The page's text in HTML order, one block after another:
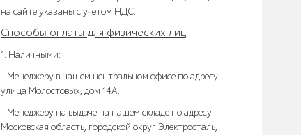
на сайте указаны с учетом НДС.
Способы оплаты для физических лиц
1. Наличными:
- Менеджеру в нашем центральном офисе по адресу:
улица Молостовых, дом 14А.
- Менеджеру на выдаче на нашем складе по адресу:
Московская область, городской округ Электросталь,